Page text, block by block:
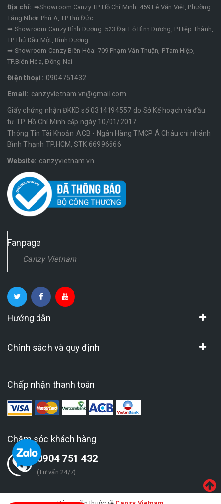
Địa chỉ: ➡Showroom Canzy TP Hồ Chí Minh: 459 Lê Văn Việt, Phường
Tăng Nhơn Phú A, TP.Thủ Đức
➡ Showroom Canzy Bình Dương: 523 Đại Lộ Bình Dương, P.Hiệp Thành,
TP.Thủ Dầu Một, Bình Dương
➡ Showroom Canzy Biên Hòa: 709 Phạm Văn Thuận, P.Tam Hiệp,
TP.Biên Hòa, Đồng Nai
Điện thoại: 0904751432
Email: canzyvietnam.vn@gmail.com
Giấy chứng nhận ĐKKD số 0314194557 do Sở Kế hoạch và đầu
tư TP. Hồ Chí Minh cấp ngày 10/01/2017
Thông Tin Tài Khoản: ACB - Ngân Hàng TMCP Á Châu chi nhánh
Bình Thạnh TP.HCM, STK 66996666
Website: canzyvietnam.vn
Fanpage
Canzy Vietnam
Hướng dẫn
Chính sách và quy định
Chấp nhận thanh toán
Chăm sóc khách hàng
0904 751 432
(Tư vấn 24/7)